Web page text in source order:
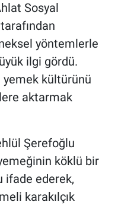
Sosyal
yöntemlerle
ilgi gördü.
yemek kültürünü
aktarmak
Şerefoğlu
köklü bir
ifade ederek,
karakılçık